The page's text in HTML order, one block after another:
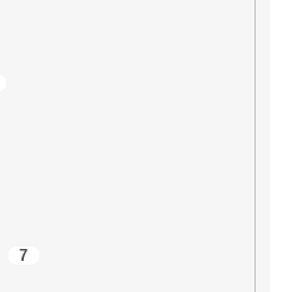
7